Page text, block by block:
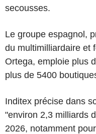
secousses.
Le groupe espagnol,
du multimilliardaire et
Ortega, emploie plus
plus de 5400
Inditex précise dans
"environ 2,3 milliards
2026, notamment